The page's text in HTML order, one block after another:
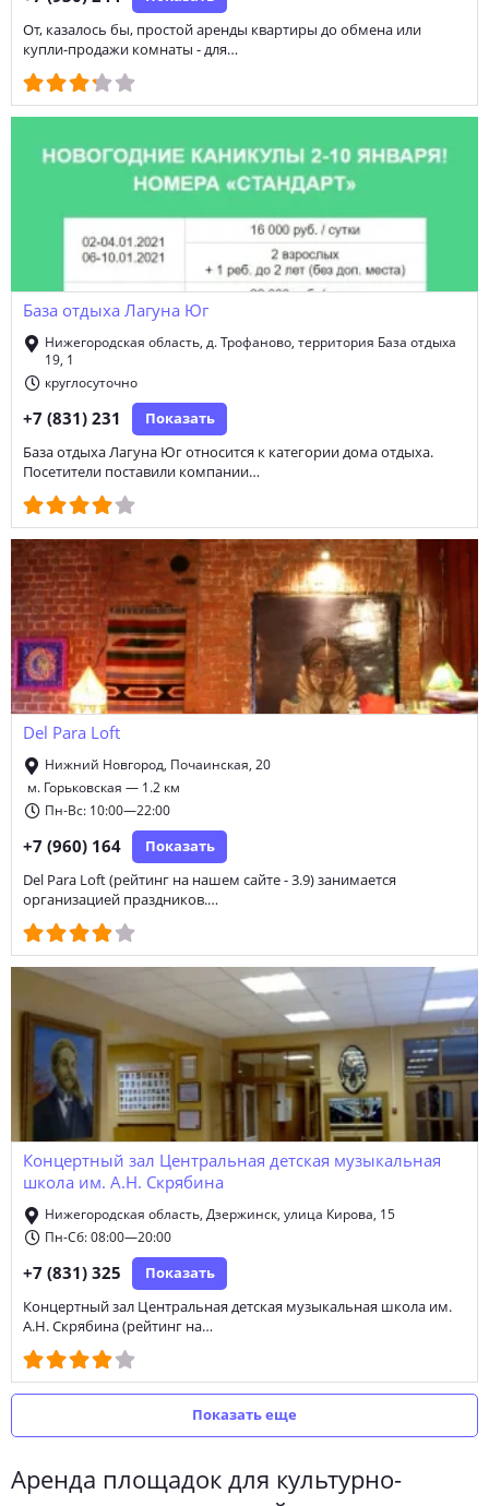
От, казалось бы, простой аренды квартиры до обмена или
купли-продажи комнаты - для…
База отдыха Лагуна Юг
Нижегородская область, д. Трофаново, территория База отдыха
19, 1
круглосуточно
+7 (831) 231 Показать
База отдыха Лагуна Юг относится к категории дома отдыха.
Посетители поставили компании…
Del Para Loft
Нижний Новгород, Почаинская, 20
м. Горьковская — 1.2 км
Пн-Вс: 10:00—22:00
+7 (960) 164 Показать
Del Para Loft (рейтинг на нашем сайте - 3.9) занимается
организацией праздников.…
Концертный зал Центральная детская музыкальная
школа им. А.Н. Скрябина
Нижегородская область, Дзержинск, улица Кирова, 15
Пн-Сб: 08:00—20:00
+7 (831) 325 Показать
Концертный зал Центральная детская музыкальная школа им.
А.Н. Скрябина (рейтинг на…
Показать еще
аренда площадок для культурно-